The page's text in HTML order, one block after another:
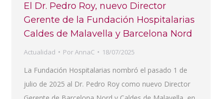
El Dr. Pedro Roy, nuevo Director
Gerente de la Fundación Hospitalarias
Caldes de Malavella y Barcelona Nord
Actualidad PorAnnaC 18/07/2025
La Fundación Hospitalarias nombró el pasado 1 de
julio de 2025 al Dr. Pedro Roy como nuevo Director